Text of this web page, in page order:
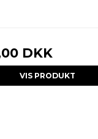
DKK
VIS PRODUKT